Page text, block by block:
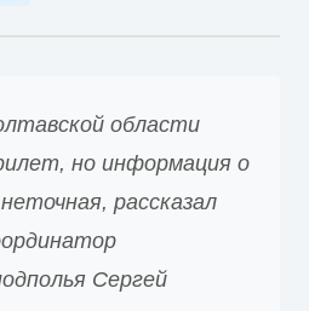
области
но информация о
рассказал
Сергей